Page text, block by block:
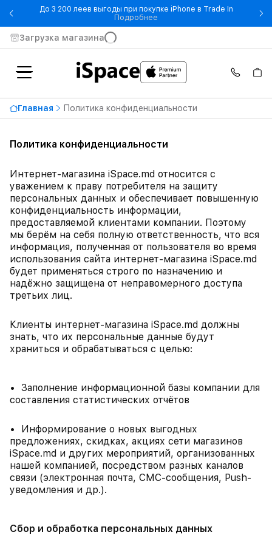
До 3 200 леев выгоды при покупке iPhone в Trade In
Подробнее - До 3 200 леев выгоды при
Загрузка магазина
Главная Политика конфиденциальности
Политика конфиденциальности
Интернет-магазина iSpace.md относится с
уважением к праву потребителя на защиту
персональных данных и обеспечивает повышенную
конфиденциальность информации,
предоставляемой клиентами компании. Поэтому
мы берём на себя полную ответственность, что вся
информация, полученная от пользователя во время
использования сайта интернет-магазина iSpace.md
будет применяться строго по назначению и
надёжно защищена от неправомерного доступа
третьих лиц.
Клиенты интернет-магазина iSpace.md должны
знать, что их персональные данные будут
храниться и обрабатываться с целью:
• Заполнение информационной базы компании для
составления статистических отчётов
• Информирование о новых выгодных
предложениях, скидках, акциях сети магазинов
iSpace.md и других мероприятий, организованных
нашей компанией, посредством разных каналов
связи (электронная почта, СМС-сообщения, Push-
уведомления и др.).
Сбор и обработка персональных данных